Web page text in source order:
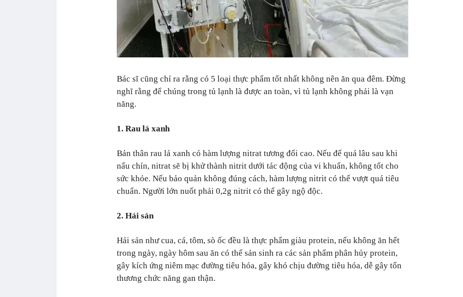
Bác sĩ cũng chỉ ra rằng có 5 loại thực phẩm tốt nhất không nên ăn qua đêm. Đừng
nghĩ rằng để chúng trong tủ lạnh là được an toàn, vì tủ lạnh không phải là vạn
năng.
1. Rau lá xanh
Bản thân rau lá xanh có hàm lượng nitrat tương đối cao. Nếu để quá lâu sau khi
nấu chín, nitrat sẽ bị khử thành nitrit dưới tác động của vi khuẩn, không tốt cho
sức khỏe. Nếu bảo quản không đúng cách, hàm lượng nitrit có thể vượt quá tiêu
chuẩn. Người lớn nuốt phải 0,2g nitrit có thể gây ngộ độc.
2. Hải sản
Hải sản như cua, cá, tôm, sò ốc đều là thực phẩm giàu protein, nếu không ăn hết
trong ngày, ngày hôm sau ăn có thể sản sinh ra các sản phẩm phân hủy protein,
gây kích ứng niêm mạc đường tiêu hóa, gây khó chịu đường tiêu hóa, dễ gây tổn
thương chức năng gan thận.